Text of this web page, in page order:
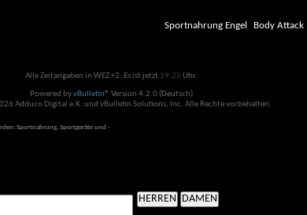
Sportnahrung Engel Body Attack
Alle Zeitangaben in WEZ +2. Es ist jetzt 19:25 Uhr.
Powered byvBulletin® Version 4.2.0 (Deutsch)
Adduco Digital e.K. und vBulletin Solutions, Inc. Alle Rechte vorbehalten.
HERREN DAMEN
Sportnahrung, Sportgeräte und -